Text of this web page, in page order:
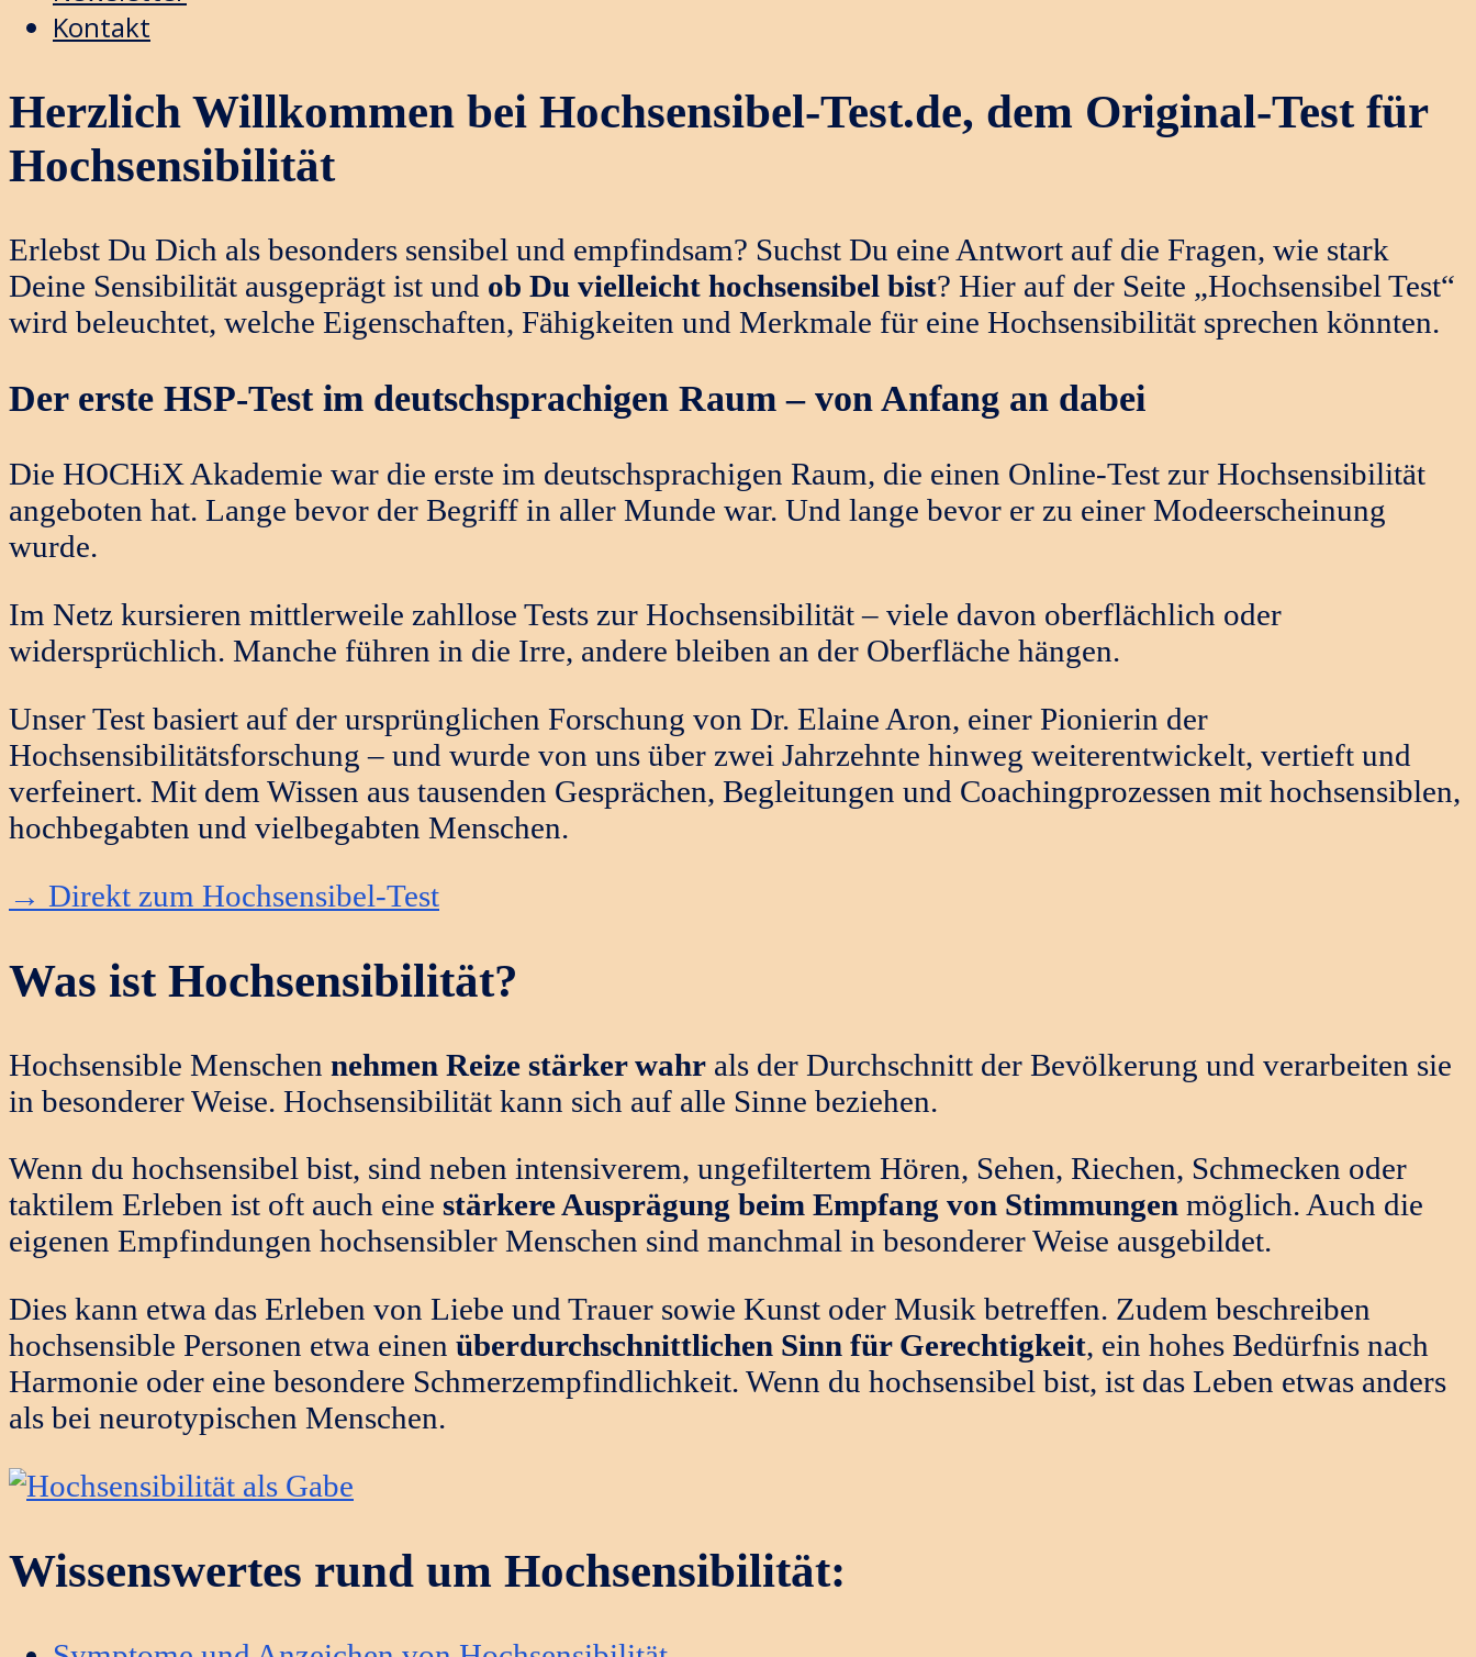
Kontakt
Herzlich Willkommen bei Hochsensibel-Test.de, dem Original-Test für
Hochsensibilität
Erlebst Du Dich als besonders sensibel und empfindsam? Suchst Du eine Antwort auf die Fragen, wie stark
Deine Sensibilität ausgeprägt ist und ob Du vielleicht hochsensibel bist? Hier auf der Seite „Hochsensibel Test“
wird beleuchtet, welche Eigenschaften, Fähigkeiten und Merkmale für eine Hochsensibilität sprechen könnten.
Der erste HSP-Test im deutschsprachigen Raum – von Anfang an dabei
Die HOCHiX Akademie war die erste im deutschsprachigen Raum, die einen Online-Test zur Hochsensibilität
angeboten hat. Lange bevor der Begriff in aller Munde war. Und lange bevor er zu einer Modeerscheinung
wurde.
Im Netz kursieren mittlerweile zahllose Tests zur Hochsensibilität – viele davon oberflächlich oder
widersprüchlich. Manche führen in die Irre, andere bleiben an der Oberfläche hängen.
Unser Test basiert auf der ursprünglichen Forschung von Dr. Elaine Aron, einer Pionierin der
Hochsensibilitätsforschung – und wurde von uns über zwei Jahrzehnte hinweg weiterentwickelt, vertieft und
verfeinert. Mit dem Wissen aus tausenden Gesprächen, Begleitungen und Coachingprozessen mit hochsensiblen,
hochbegabten und vielbegabten Menschen.
→ Direkt zum Hochsensibel-Test
Was ist Hochsensibilität?
Hochsensible Menschen nehmen Reize stärker wahr als der Durchschnitt der Bevölkerung und verarbeiten sie
in besonderer Weise. Hochsensibilität kann sich auf alle Sinne beziehen.
Wenn du hochsensibel bist, sind neben intensiverem, ungefiltertem Hören, Sehen, Riechen, Schmecken oder
taktilem Erleben ist oft auch eine stärkere Ausprägung beim Empfang von Stimmungen möglich. Auch die
eigenen Empfindungen hochsensibler Menschen sind manchmal in besonderer Weise ausgebildet.
Dies kann etwa das Erleben von Liebe und Trauer sowie Kunst oder Musik betreffen. Zudem beschreiben
hochsensible Personen etwa einen überdurchschnittlichen Sinn für Gerechtigkeit, ein hohes Bedürfnis nach
Harmonie oder eine besondere Schmerzempfindlichkeit. Wenn du hochsensibel bist, ist das Leben etwas anders
als bei neurotypischen Menschen.
Wissenswertes rund um Hochsensibilität: